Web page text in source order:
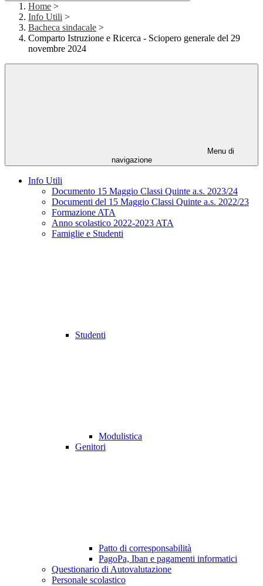
Home >
Info Utili >
Bacheca sindacale >
Comparto Istruzione e Ricerca - Sciopero generale del 29
novembre 2024
Menu di
navigazione
Info Utili
Documento 15 Maggio Classi Quinte a.s. 2023/24
Documenti del 15 Maggio Classi Quinte a.s. 2022/23
Formazione ATA
Anno scolastico 2022-2023 ATA
Famiglie e Studenti
Studenti
Modulistica
Genitori
Patto di corresponsabilità
PagoPa, Iban e pagamenti informatici
Questionario di Autovalutazione
Personale scolastico